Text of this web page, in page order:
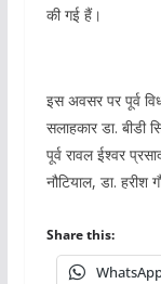
की गई हैं।
इस अवसर पर पूर्व
सलाहकार डा. बीडी
पूर्व रावल ईश्वर
नौटियाल, डा. हरीश
Share this: